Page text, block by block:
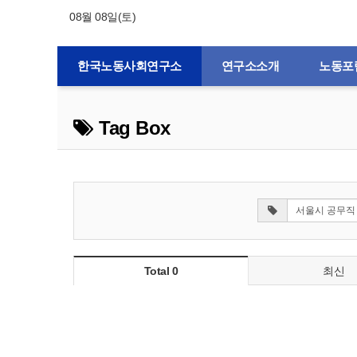
08월 08일(토)
한국노동사회연구소 연구소소개 노동포
Tag Box
Total 0 최신